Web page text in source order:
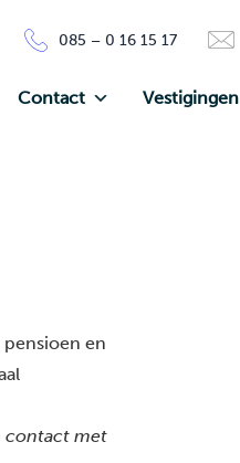
085 – 0 16 15 17
Contact Vestigingen
en
contactmet